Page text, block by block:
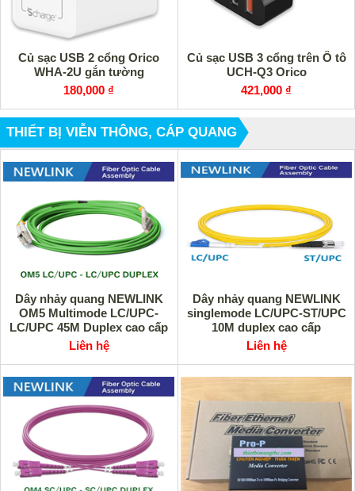
Củ sạc USB 2 cổng Orico
WHA-2U gắn tường
180,000 ₫
Củ sạc USB 3 cổng trên Ô tô
UCH-Q3 Orico
421,000 ₫
THIẾT BỊ VIỄN THÔNG, CÁP QUANG
Dây nhảy quang NEWLINK
OM5 Multimode LC/UPC-
LC/UPC 45M Duplex cao cấp
Liên hệ
Dây nhảy quang NEWLINK
singlemode LC/UPC-ST/UPC
10M duplex cao cấp
Liên hệ